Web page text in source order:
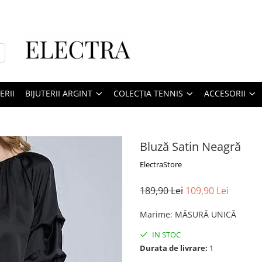
BIJUTERII ARGINT COLECȚIA TENNIS ACCESORII
Bluză Satin Neagră
ElectraStore
189,90 Lei 109,90 Lei
Marime: MĂSURĂ UNICĂ
IN STOC
Durata de livrare: 1